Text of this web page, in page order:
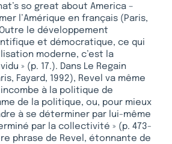
so great about America –
l’Amérique en français (Paris,
le développement
et démocratique, ce qui
moderne, c’est la
» (p. 17.). Dans Le Regain
Fayard, 1992), Revel va même
incombe à la politique de
de la politique, ou, pour mieux
à se déterminer par lui-même
par la collectivité » (p. 473-
phrase de Revel, étonnante de